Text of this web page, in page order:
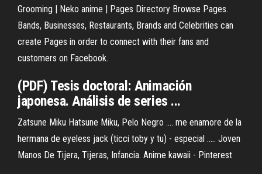
Grooming | Neko anime | Pages Directory Browse Pages.
Bands, Businesses, Restaurants, Brands and Celebrities can
create Pages in order to connect with their fans and
customers on Facebook.
(PDF) Tesis doctoral: Animación
japonesa. Análisis de series ...
Zatsune Miku Hatsune Miku, Pelo Negro .... me enamore de la
hermana de eyeless jack (ticci toby y tu) - especial ..... Joven
Manos De Tijera, Tijeras, Infancia. Anime kawaii - Pinterest